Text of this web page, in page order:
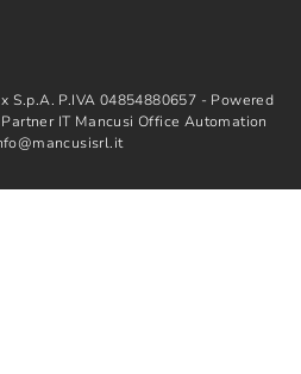
S.p.A. P.IVA 04854880657 - Powered
IT Mancusi Office Automation